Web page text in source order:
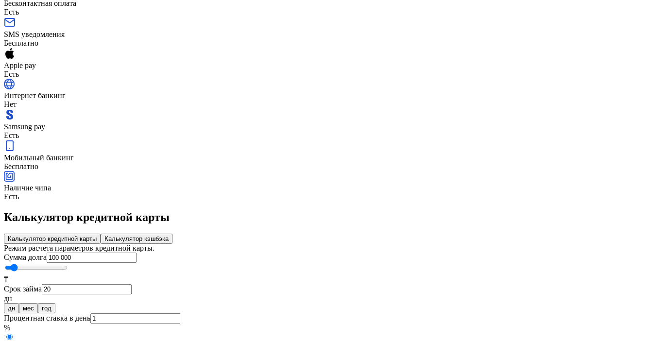
Бесконтактная оплата
Есть
SMS уведомления
Бесплатно
Apple pay
Есть
Интернет банкинг
Нет
Samsung pay
Есть
Мобильный банкинг
Бесплатно
Наличие чипа
Есть
Калькулятор кредитной карты
Калькулятор кредитной карты Калькулятор кэшбэка
Режим расчета параметров кредитной карты.
Сумма долга
₸
Срок займа
дн
дн мес год
Процентная ставка в день
%